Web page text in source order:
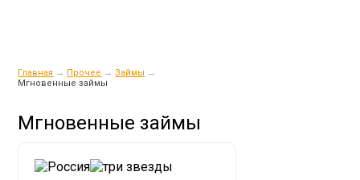
Главная → Прочее → Займы →
Мгновенные займы
Мгновенные займы